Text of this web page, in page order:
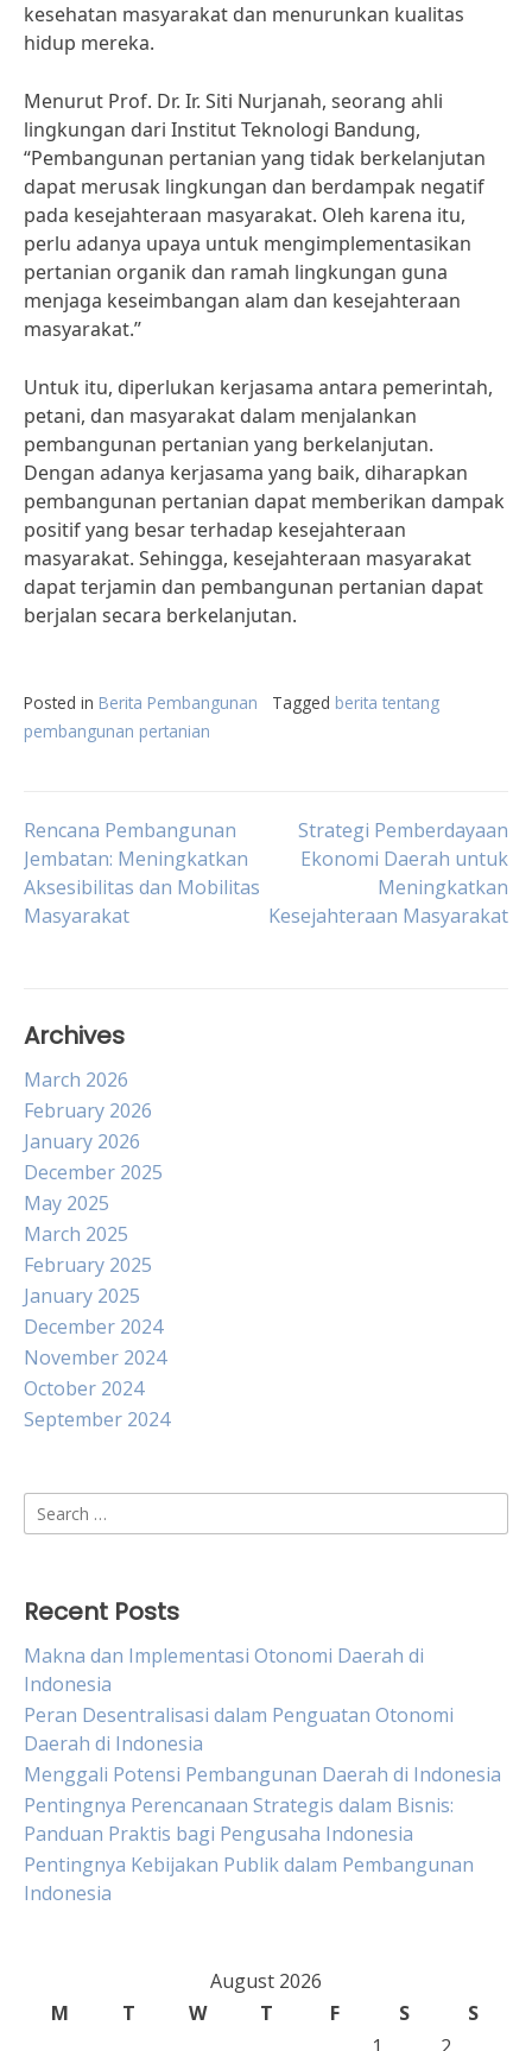
kesehatan masyarakat dan menurunkan kualitas
hidup mereka.
Menurut Prof. Dr. Ir. Siti Nurjanah, seorang ahli
lingkungan dari Institut Teknologi Bandung,
“Pembangunan pertanian yang tidak berkelanjutan
dapat merusak lingkungan dan berdampak negatif
pada kesejahteraan masyarakat. Oleh karena itu,
perlu adanya upaya untuk mengimplementasikan
pertanian organik dan ramah lingkungan guna
menjaga keseimbangan alam dan kesejahteraan
masyarakat.”
Untuk itu, diperlukan kerjasama antara pemerintah,
petani, dan masyarakat dalam menjalankan
pembangunan pertanian yang berkelanjutan.
Dengan adanya kerjasama yang baik, diharapkan
pembangunan pertanian dapat memberikan dampak
positif yang besar terhadap kesejahteraan
masyarakat. Sehingga, kesejahteraan masyarakat
dapat terjamin dan pembangunan pertanian dapat
berjalan secara berkelanjutan.
Posted in Berita Pembangunan Tagged berita tentang
pembangunan pertanian
Post
navigation
Rencana Pembangunan
Jembatan: Meningkatkan
Aksesibilitas dan Mobilitas
Masyarakat
Strategi Pemberdayaan
Ekonomi Daerah untuk
Meningkatkan
Kesejahteraan Masyarakat
Archives
March 2026
February 2026
January 2026
December 2025
May 2025
March 2025
February 2025
January 2025
December 2024
November 2024
October 2024
September 2024
Search
for:
Recent Posts
Makna dan Implementasi Otonomi Daerah di
Indonesia
Peran Desentralisasi dalam Penguatan Otonomi
Daerah di Indonesia
Menggali Potensi Pembangunan Daerah di Indonesia
Pentingnya Perencanaan Strategis dalam Bisnis:
Panduan Praktis bagi Pengusaha Indonesia
Pentingnya Kebijakan Publik dalam Pembangunan
Indonesia
August 2026
M
T W T F S
S